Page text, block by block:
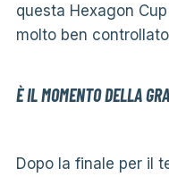
questa Hexagon
molto ben
È IL MOMENTO DELLA
Dopo la finale per il